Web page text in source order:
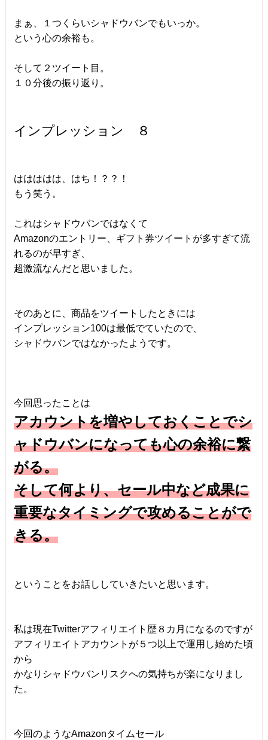
まぁ、１つくらいシャドウバンでもいっか。
という心の余裕も。
そして２ツイート目。
１０分後の振り返り。
インプレッション ８
ははははは、はち！？？！
もう笑う。
これはシャドウバンではなくて
Amazonのエントリー、ギフト券ツイートが多すぎて流
れるのが早すぎ、
超激流なんだと思いました。
そのあとに、商品をツイートしたときには
インプレッション100は最低でていたので、
シャドウバンではなかったようです。
今回思ったことは
アカウントを増やしておくことでシ
ャドウバンになっても心の余裕に繋
がる。
そして何より、セール中など成果に
重要なタイミングで攻めることがで
きる。
ということをお話ししていきたいと思います。
私は現在Twitterアフィリエイト歴８カ月になるのですが
アフィリエイトアカウントが５つ以上で運用し始めた頃
から
かなりシャドウバンリスクへの気持ちが楽になりまし
た。
今回のようなAmazonタイムセール